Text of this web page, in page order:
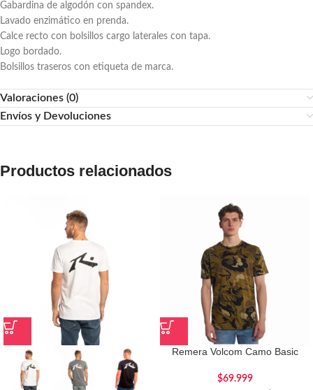
Gabardina de algodón con spandex.
Lavado enzimático en prenda.
Calce recto con bolsillos cargo laterales con tapa.
Logo bordado.
Bolsillos traseros con etiqueta de marca.
Valoraciones (0)
Envíos y Devoluciones
Productos relacionados
Remera Volcom Camo Basic
$69.999